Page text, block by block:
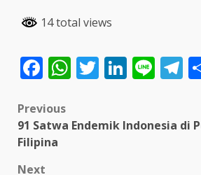
14 total views
Facebook
WhatsApp
TwitterLine
Post
navigation
Previous
91 Satwa Endemik Indonesia di
Filipina
Next